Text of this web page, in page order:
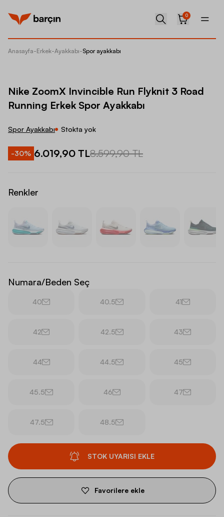
0
Anasayfa-Erkek-Ayakkabı-Spor ayakkabı
Nike ZoomX Invincible Run Flyknit 3 Road
Running Erkek Spor Ayakkabı
Spor Ayakkabı Stokta yok
-30% 6.019,90 TL8.599,90 TL
Renkler
Numara/Beden Seç
40 40.5 41
42 42.5 43
44 44.5 45
45.5 46 47
47.5 48.5
STOK UYARISI EKLE
Favorilere ekle